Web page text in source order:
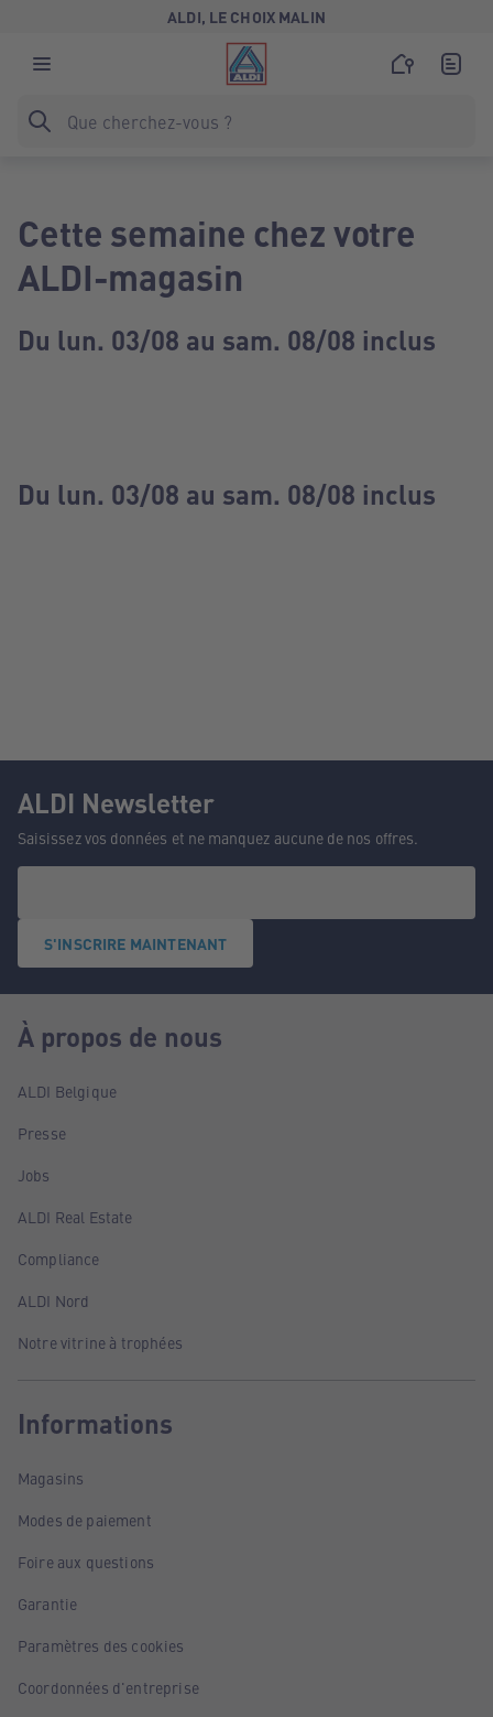
ALDI, LE CHOIX MALIN
Cette semaine chez votre
ALDI-magasin
Du lun. 03/08 au sam. 08/08 inclus
Du lun. 03/08 au sam. 08/08 inclus
ALDI Newsletter
Saisissez vos données et ne manquez aucune de nos offres.
S'INSCRIRE MAINTENANT
À propos de nous
ALDI Belgique
Presse
Jobs
ALDI Real Estate
Compliance
ALDI Nord
Notre vitrine à trophées
Informations
Magasins
Modes de paiement
Foire aux questions
Garantie
Paramètres des cookies
Coordonnées d'entreprise